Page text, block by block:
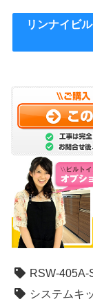
リンナイビ
RSW-405A-
システムキ